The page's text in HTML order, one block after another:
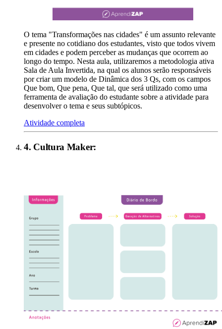
O tema "Transformações nas cidades" é um assunto relevante
e presente no cotidiano dos estudantes, visto que todos vivem
em cidades e podem perceber as mudanças que ocorrem ao
longo do tempo. Nesta aula, utilizaremos a metodologia ativa
Sala de Aula Invertida, na qual os alunos serão responsáveis
por criar um modelo de Dinâmica dos 3 Qs, com os campos
Que bom, Que pena, Que tal, que será utilizado como uma
ferramenta de avaliação do estudante sobre a atividade para
desenvolver o tema e seus subtópicos.
Atividade completa
4. Cultura Maker: